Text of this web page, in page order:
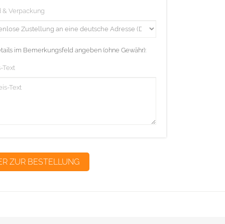
& Verpackung
im Bemerkungsfeld angeben (ohne Gewähr):
Text